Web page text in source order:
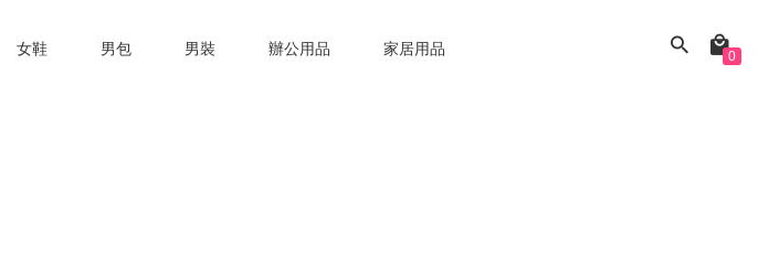
女鞋 男包 男裝 辦公用品 家居用品 0